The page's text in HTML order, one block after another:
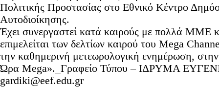
Πολιτικής Προστασίας στo Εθνικό Κέντρο
Αυτοδιοίκησης.
Έχει συνεργαστεί κατά καιρούς με πολλά ΜΜΕ
επιμελείται των δελτίων καιρού του Mega
την καθημερινή μετεωρολογική ενημέρωση,
Ώρα Mega»._Γραφείο Τύπου – ΙΔΡΥΜΑ
gardiki@eef.edu.gr